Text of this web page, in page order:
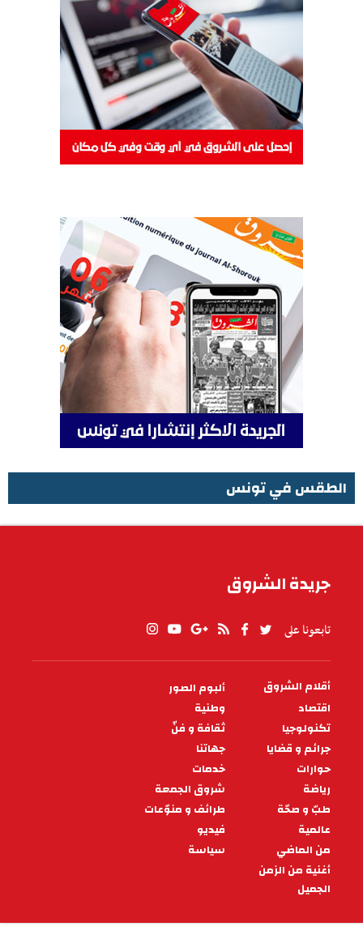
الطقس في تونس
جريدة الشروق
تابعونا على
PIED
DE
PAGE
أقلام الشروق
ألبوم الصور
اقتصاد
وطنية
تكنولوجيا
ثقافة و فنّ
جرائم و قضايا
جهاتنا
حوارات
خدمات
رياضة
شروق الجمعة
طبّ و صحّة
طرائف و منوّعات
عالمية
فيديو
من الماضي
سياسة
أغنية من الزمن
الجميل